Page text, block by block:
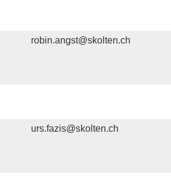
robin.angst@skolten.ch
urs.fazis@skolten.ch